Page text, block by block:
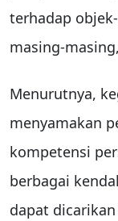
terhadap
masing-
Menurutnya,
menyamakan
kompetensi
berbagai
dapat